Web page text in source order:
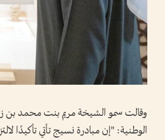
وقالت سمو الشيخة مريم بنت محمد بن
الوطنية: "إن مبادرة نسيج تأتي تأكيدًا